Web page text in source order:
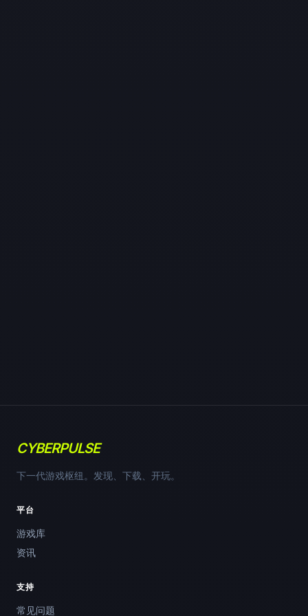
CYBERPULSE
下一代游戏枢纽。发现、下载、开玩。
平台
游戏库
资讯
支持
常见问题